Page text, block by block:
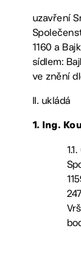
uzavření
1160 a
sídlem:
ve znění
II. ukládá
1. Ing.